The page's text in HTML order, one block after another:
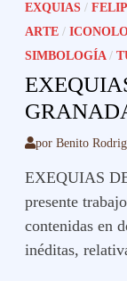
EXQUIAS /
ARTE /
SIMBOLOGÍA/
porBenito
EXEQUIAS
presente
contenidas en
inéditas,